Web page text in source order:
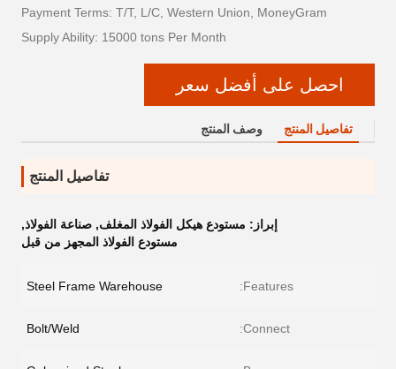
Payment Terms: T/T, L/C, Western Union, MoneyGram
Supply Ability: 15000 tons Per Month
احصل على أفضل سعر
تفاصيل المنتج وصف المنتج
تفاصيل المنتج
إبراز: مستودع هيكل الفولاذ المغلف, صناعة الفولاذ,
مستودع الفولاذ المجهز من قبل
Features:
Steel Frame Warehouse
Connect:
Bolt/Weld